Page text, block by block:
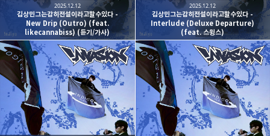
카카오스토리 밴드 네이버 블로그
김상민그는감히전설이라고할수있다 -
New Drip (Outro) (feat.
likecannabiss) (듣기/가사)
2025.12.12
김상민그는감히전설이라고할수있다 -
Interlude (Deluxe Departure)
(feat. 스윙스)
2025.12.12